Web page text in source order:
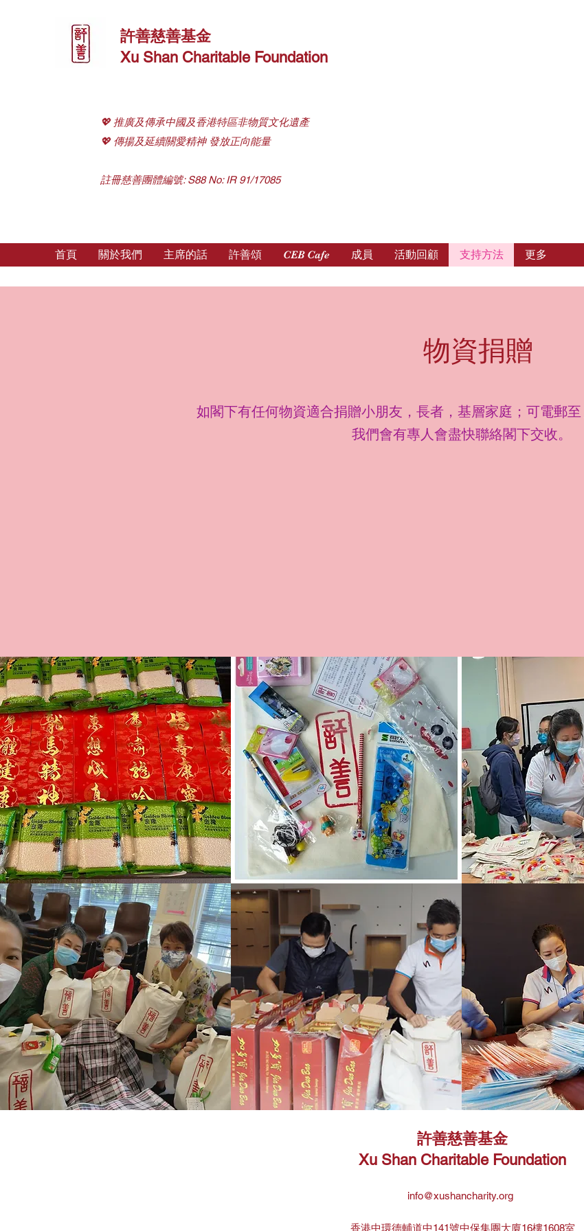
許善慈善基金
Xu Shan Charitable Foundation
💖 推廣及傳承中國及香港特區非物質文化遺產
💖 傳揚及延續關愛精神 發放正向能量
註冊慈善團體編號: S88 No: IR 91/17085
首頁 關於我們 主席的話 許善頌 CEB Cafe 成員 活動回顧 支持方法 更多
物資捐贈
如閣下有任何物資適合捐贈小朋友，長者，基層家庭；可電郵至
我們會有專人會盡快聯絡閣下交收。
許善慈善基金
Xu Shan Charitable Foundation
info@xushancharity.org
香港中環德輔道中141號中保集團大廈16樓1608室